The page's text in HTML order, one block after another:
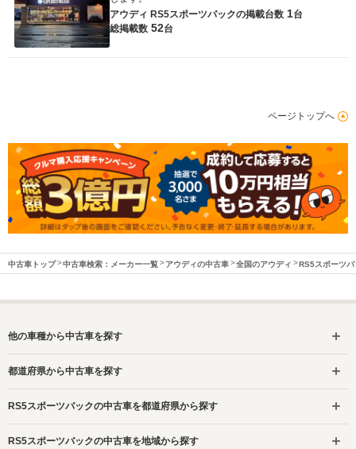
アウディ RS5スポーツバックの掲載台数 1台
総掲載数 52台
ページトップへ
中古車トップ 中古車検索：メーカー一覧 アウディの中古車 全国のアウディ RS5スポーツ
他の車種から中古車を探す
都道府県から中古車を探す
RS5スポーツバックの中古車を都道府県から探す
RS5スポーツバックの中古車を地域から探す